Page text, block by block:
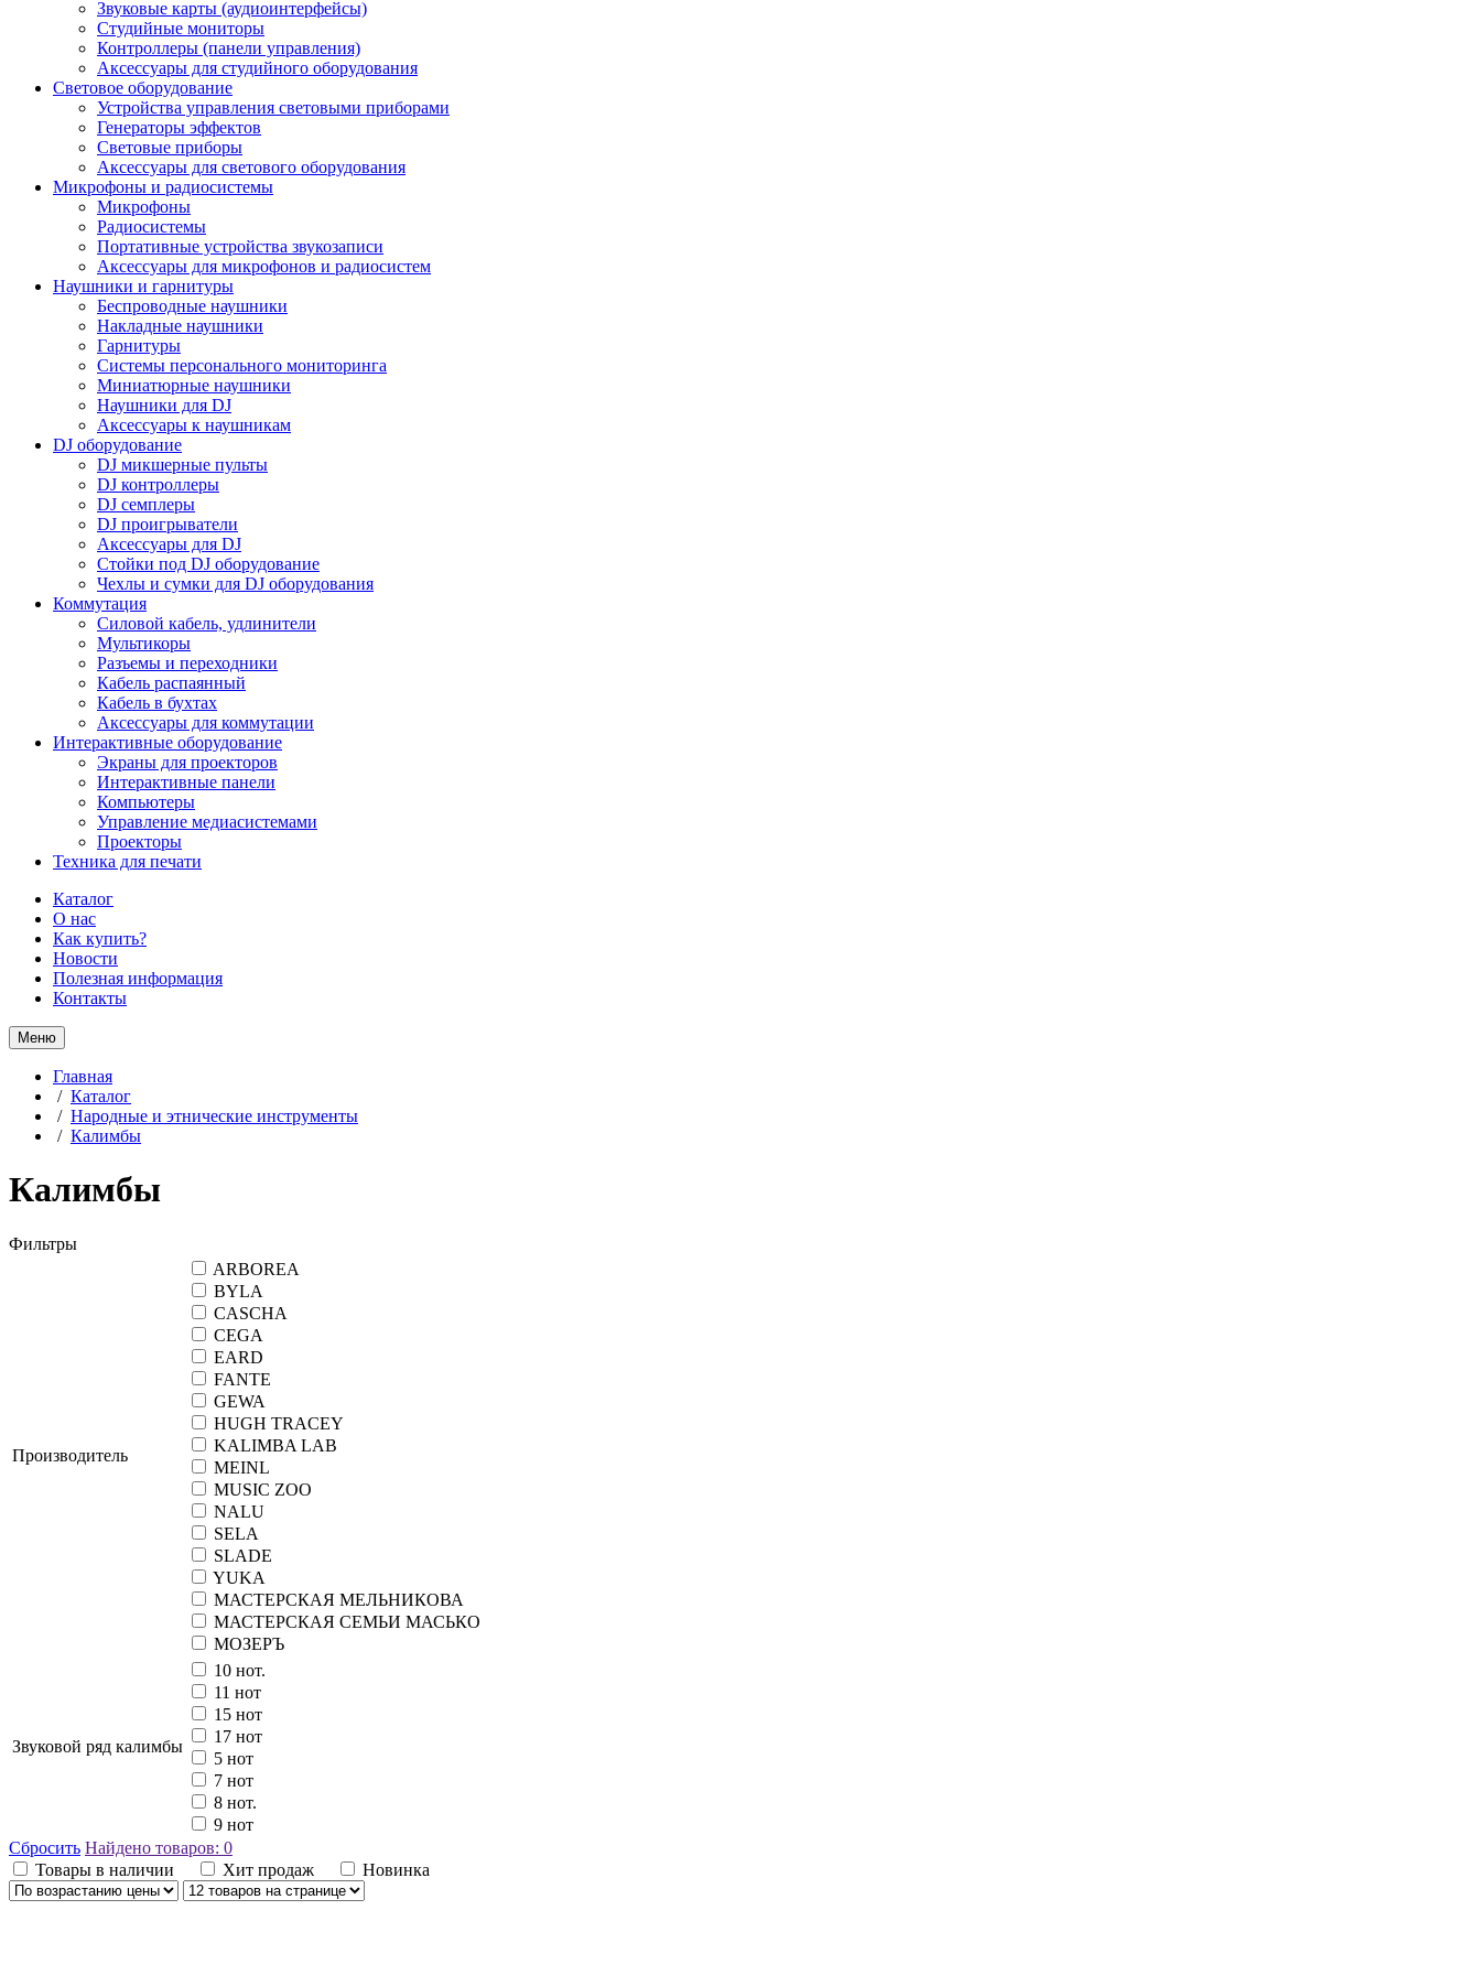
Звуковые карты (аудиоинтерфейсы)
Студийные мониторы
Контроллеры (панели управления)
Аксессуары для студийного оборудования
Световое оборудование
Устройства управления световыми приборами
Генераторы эффектов
Световые приборы
Аксессуары для светового оборудования
Микрофоны и радиосистемы
Микрофоны
Радиосистемы
Портативные устройства звукозаписи
Аксессуары для микрофонов и радиосистем
Наушники и гарнитуры
Беспроводные наушники
Накладные наушники
Гарнитуры
Системы персонального мониторинга
Миниатюрные наушники
Наушники для DJ
Аксессуары к наушникам
DJ оборудование
DJ микшерные пульты
DJ контроллеры
DJ семплеры
DJ проигрыватели
Аксессуары для DJ
Стойки под DJ оборудование
Чехлы и сумки для DJ оборудования
Коммутация
Силовой кабель, удлинители
Мультикоры
Разъемы и переходники
Кабель распаянный
Кабель в бухтах
Аксессуары для коммутации
Интерактивные оборудование
Экраны для проекторов
Интерактивные панели
Компьютеры
Управление медиасистемами
Проекторы
Техника для печати
Каталог
О нас
Как купить?
Новости
Полезная информация
Контакты
Меню
Главная
/ Каталог
/ Народные и этнические инструменты
/ Калимбы
Калимбы
Фильтры
Производитель
ARBOREA
BYLA
CASCHA
CEGA
EARD
FANTE
GEWA
HUGH TRACEY
KALIMBA LAB
MEINL
MUSIC ZOO
NALU
SELA
SLADE
YUKA
МАСТЕРСКАЯ МЕЛЬНИКОВА
МАСТЕРСКАЯ СЕМЬИ МАСЬКО
МОЗЕРЪ
Звуковой ряд калимбы
10 нот.
11 нот
15 нот
17 нот
5 нот
7 нот
8 нот.
9 нот
Сбросить Найдено товаров: 0
Товары в наличии
Хит продаж Новинка